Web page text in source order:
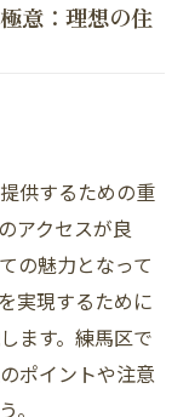
意：理想の住
供するための重
アクセスが良
の魅力となって
実現するために
ます。練馬区で
ポイントや注意
。